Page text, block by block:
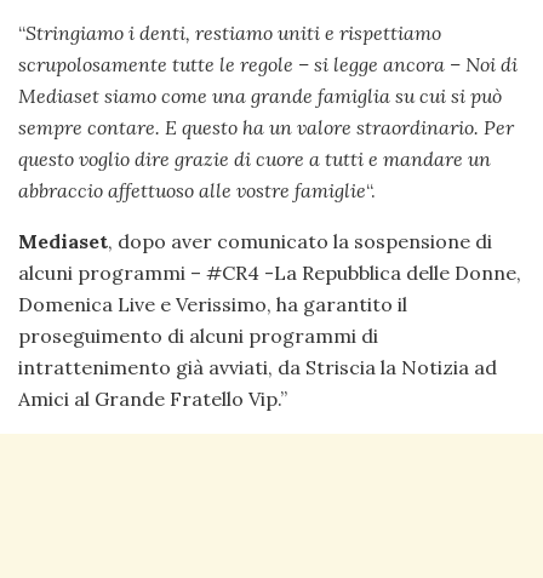
“Stringiamo i denti, restiamo uniti e rispettiamo
scrupolosamente tutte le regole – si legge ancora – Noi di
Mediaset siamo come una grande famiglia su cui si può
sempre contare. E questo ha un valore straordinario. Per
questo voglio dire grazie di cuore a tutti e mandare un
abbraccio affettuoso alle vostre famiglie“.
Mediaset, dopo aver comunicato la sospensione di
alcuni programmi – #CR4 -La Repubblica delle Donne,
Domenica Live e Verissimo, ha garantito il
proseguimento di alcuni programmi di
intrattenimento già avviati, da Striscia la Notizia ad
Amici al Grande Fratello Vip.”